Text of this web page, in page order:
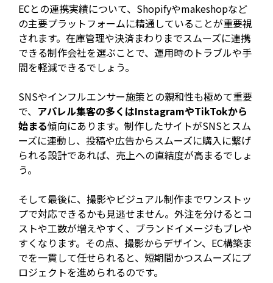
ECとの連携実績について、Shopifyやmakeshopなど
の主要プラットフォームに精通していることが重要視
されます。在庫管理や決済まわりまでスムーズに連携
できる制作会社を選ぶことで、運用時のトラブルや手
間を軽減できるでしょう。
SNSやインフルエンサー施策との親和性も極めて重要
で、 アパレル集客の多くはInstagramやTikTokから
始まる傾向にあります。制作したサイトがSNSとスム
ーズに連動し、投稿や広告からスムーズに購入に繋げ
られる設計であれば、売上への直結度が高まるでしょ
う。
そして最後に、撮影やビジュアル制作までワンストッ
プで対応できるかも見逃せません。外注を分けるとコ
ストや工数が増えやすく、ブランドイメージもブレや
すくなります。その点、撮影からデザイン、EC構築ま
でを一貫して任せられると、短期間かつスムーズにプ
ロジェクトを進められるのです。